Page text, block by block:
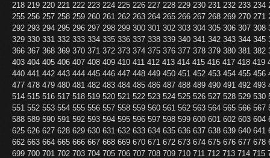
218 219 220 221 222 223 224 225 226 227 228 229 230 231 232 233 234
255 256 257 258 259 260 261 262 263 264 265 266 267 268 269 270 271
292 293 294 295 296 297 298 299 300 301 302 303 304 305 306 307 308
329 330 331 332 333 334 335 336 337 338 339 340 341 342 343 344 345
366 367 368 369 370 371 372 373 374 375 376 377 378 379 380 381 382
403 404 405 406 407 408 409 410 411 412 413 414 415 416 417 418 419
440 441 442 443 444 445 446 447 448 449 450 451 452 453 454 455 456
477 478 479 480 481 482 483 484 485 486 487 488 489 490 491 492 493
514 515 516 517 518 519 520 521 522 523 524 525 526 527 528 529 530
551 552 553 554 555 556 557 558 559 560 561 562 563 564 565 566 567
588 589 590 591 592 593 594 595 596 597 598 599 600 601 602 603 604
625 626 627 628 629 630 631 632 633 634 635 636 637 638 639 640 641
662 663 664 665 666 667 668 669 670 671 672 673 674 675 676 677 678
699 700 701 702 703 704 705 706 707 708 709 710 711 712 713 714 715